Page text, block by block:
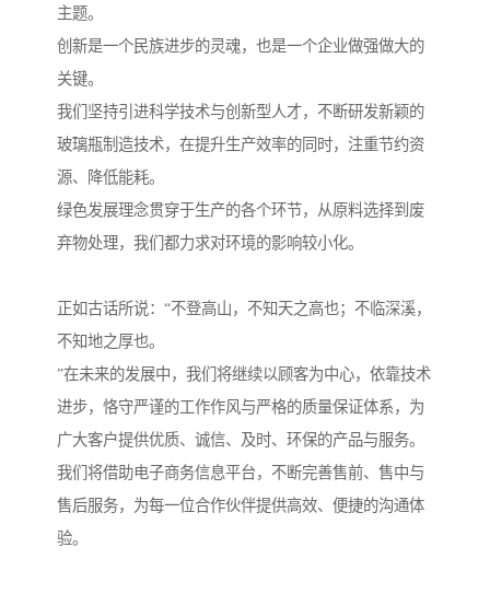
主题。
创新是一个民族进步的灵魂，也是一个企业做强做大的
关键。
我们坚持引进科学技术与创新型人才，不断研发新颖的
玻璃瓶制造技术，在提升生产效率的同时，注重节约资
源、降低能耗。
绿色发展理念贯穿于生产的各个环节，从原料选择到废
弃物处理，我们都力求对环境的影响较小化。
正如古话所说：“不登高山，不知天之高也；不临深溪，
不知地之厚也。
”在未来的发展中，我们将继续以顾客为中心，依靠技术
进步，恪守严谨的工作作风与严格的质量保证体系，为
广大客户提供优质、诚信、及时、环保的产品与服务。
我们将借助电子商务信息平台，不断完善售前、售中与
售后服务，为每一位合作伙伴提供高效、便捷的沟通体
验。